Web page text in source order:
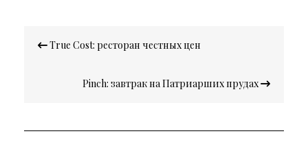
по True Cost: ресторан честных цен
Pinch: завтрак на Патриарших прудах